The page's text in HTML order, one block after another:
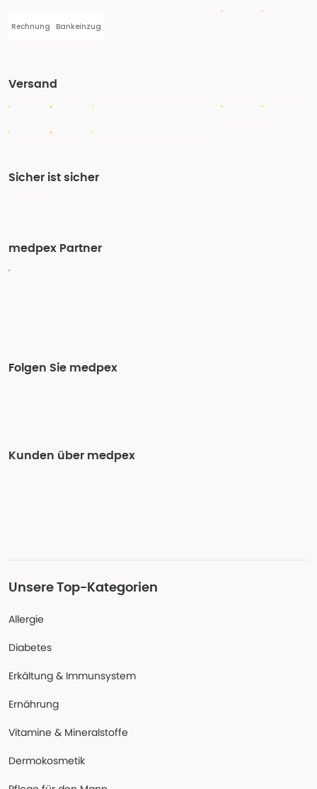
Rechnung Bankeinzug
Versand
Sicher ist sicher
medpex Partner
Folgen Sie medpex
Kunden über medpex
Unsere Top-Kategorien
Allergie
Diabetes
Erkältung & Immunsystem
Ernährung
Vitamine & Mineralstoffe
Dermokosmetik